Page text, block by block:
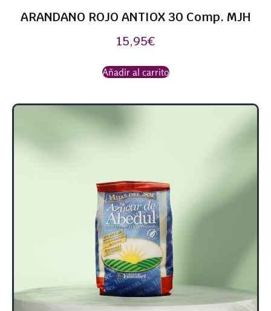
ARANDANO ROJO ANTIOX 30 Comp. MJH
15,95€
Añadir al carrito